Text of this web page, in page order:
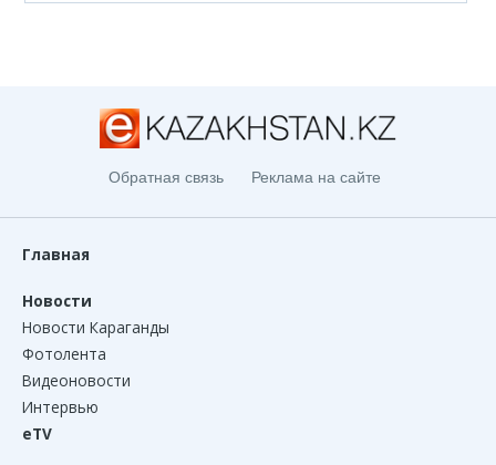
Обратная связь Реклама на сайте
Главная
Новости
Новости Караганды
Фотолента
Видеоновости
Интервью
eTV